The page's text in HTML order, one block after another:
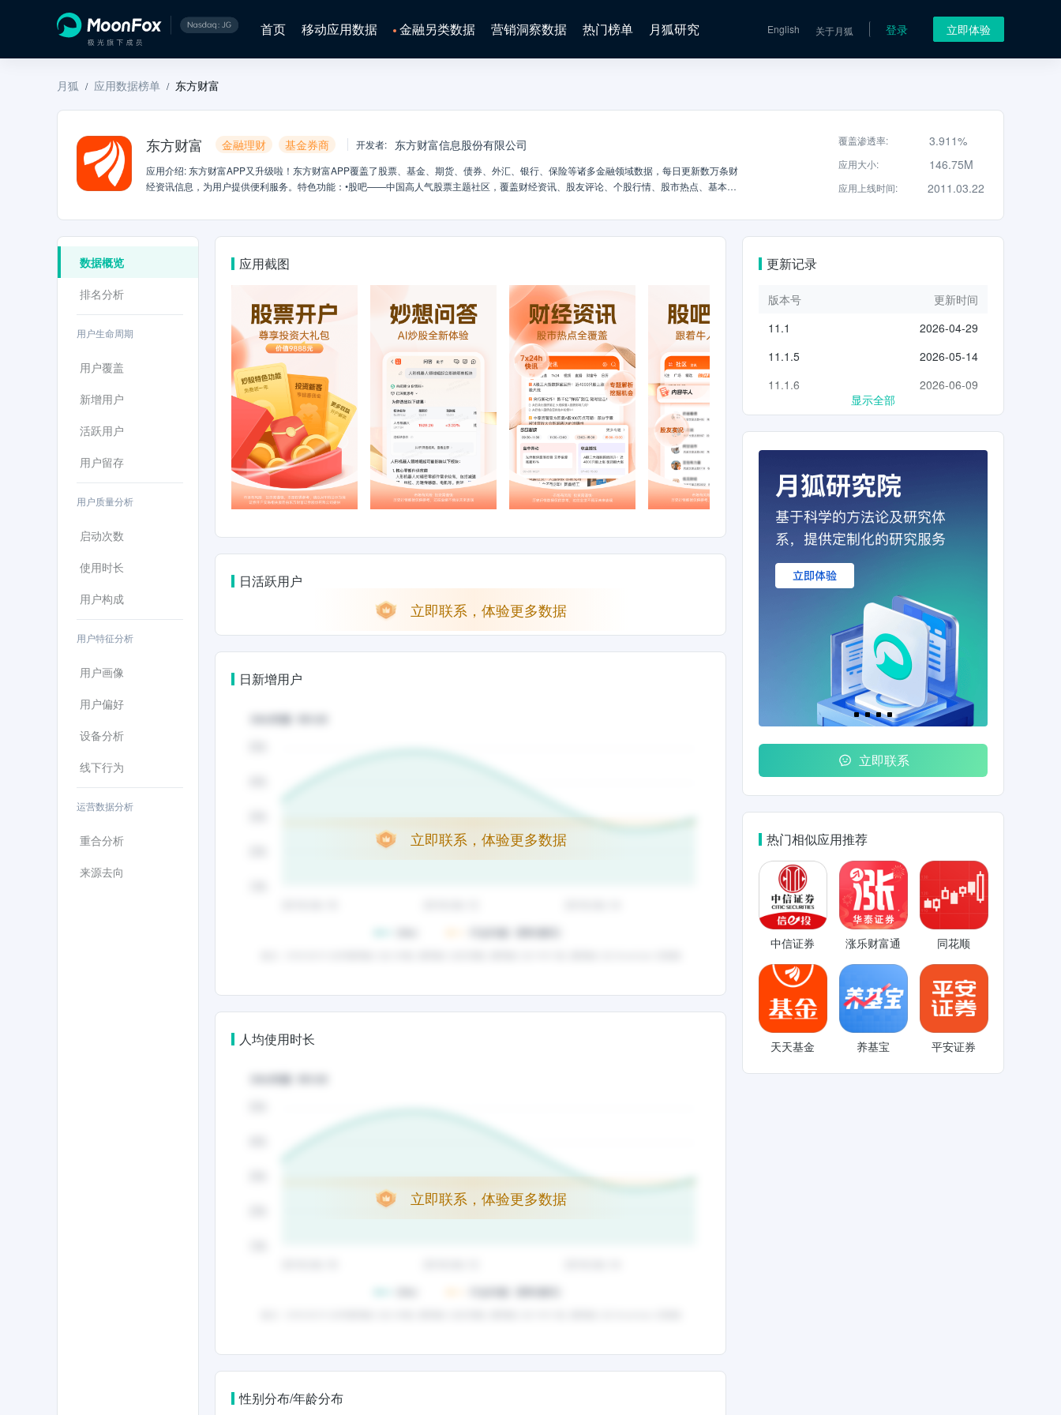
首页 移动应用数据 金融另类数据 营销洞察数据 热门榜单 月狐研究 English 关于月狐 登录 立即体验
月狐 / 应用数据榜单 / 东方财富
东方财富 金融理财 基金券商 开发者: 东方财富信息股份有限公司
应用介绍: 东方财富APP又升级啦！东方财富APP覆盖了股票、基金、期货、债券、外汇、银行、保险等诸多金融领域数据，每日更新数万条财
经资讯信息，为用户提供便利服务。特色功能：•股吧——中国高人气股票主题社区，覆盖财经资讯、股友评论、个股行情、股市热点、基本面
易—全程网上股票开户，不排队，支持在线开通创业板，炒股佣金低至万2.5，交易安全、方便、快捷•即时提醒—股友互动、市场热点、自选
盘中决策，智能选股工具为您的投资决策助力股市直播—各路大神直播传授投资经验【新客专享礼包】新客证券账户开通起3个月内股票账户
为准。新客开通证券账户后，东方财富通行证用户成功绑定个人东方财富证券账户，即可领取东方财富专业版（1年），VIP财富内参(1年)及核
心内参(1年)的使用权限。奖励有效期：开户权益赠送的产品有效期为一年。活动有效期：即日起至2025年6月30日。详细规则请以app内所示
为准，开户服务由东方财富证券提供，东方财富证券有权提前终止活动。联系方式：4009918918在app使用过程中，您有任何建议或遇到任
何问题，都可以联系我们服务热线： 021-24099098公司网站： www.eastmoney.com（易记网址www.18.com.cn）
覆盖渗透率: 3.911%
应用大小: 146.75M
应用上线时间: 2011.03.22
数据概览
排名分析
用户生命周期
用户覆盖
新增用户
活跃用户
用户留存
用户质量分析
启动次数
使用时长
用户构成
用户特征分析
用户画像
用户偏好
设备分析
线下行为
运营数据分析
重合分析
来源去向
应用截图
日活跃用户
立即联系，体验更多数据
日新增用户
立即联系，体验更多数据
人均使用时长
立即联系，体验更多数据
性别分布/年龄分布
更新记录
版本号
更新时间
11.1
2026-04-29
11.1.5
2026-05-14
11.1.6
2026-06-09
显示全部
立即联系
热门相似应用推荐
中信证券 涨乐财富通 同花顺
天天基金 养基宝 平安证券